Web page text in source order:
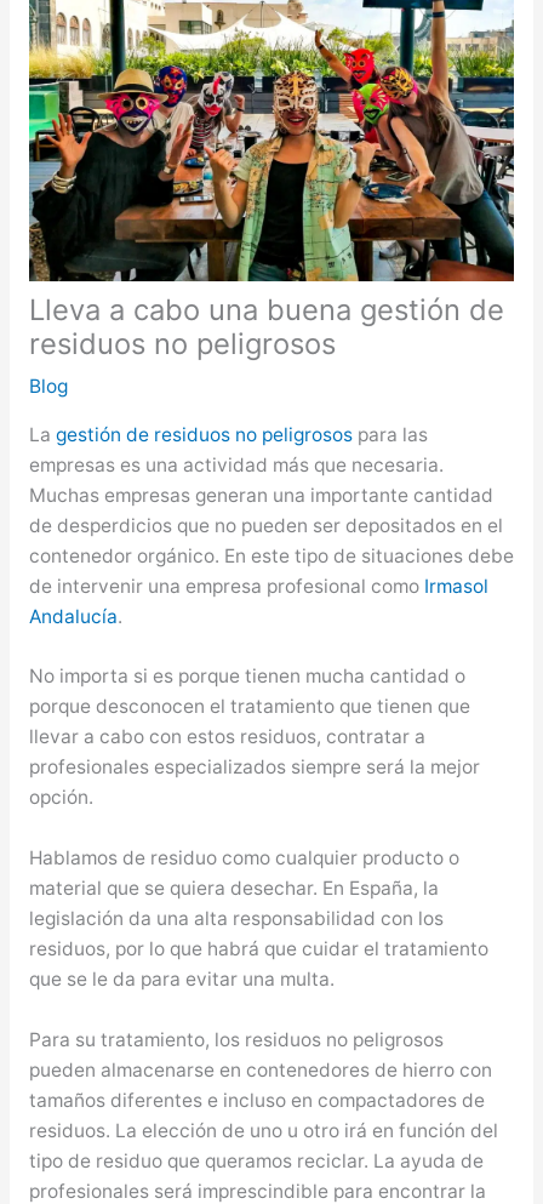
Lleva a cabo una buena gestión de
residuos no peligrosos
Blog
La gestión de residuos no peligrosospara las
empresas es una actividad más que necesaria.
Muchas empresas generan una importante cantidad
de desperdicios que no pueden ser depositados en el
contenedor orgánico. En este tipo de situaciones debe
de intervenir una empresa profesional como Irmasol
Andalucía.
No importa si es porque tienen mucha cantidad o
porque desconocen el tratamiento que tienen que
llevar a cabo con estos residuos, contratar a
profesionales especializados siempre será la mejor
opción.
Hablamos de residuo como cualquier producto o
material que se quiera desechar. En España, la
legislación da una alta responsabilidad con los
residuos, por lo que habrá que cuidar el tratamiento
que se le da para evitar una multa.
Para su tratamiento, los residuos no peligrosos
pueden almacenarse en contenedores de hierro con
tamaños diferentes e incluso en compactadores de
residuos. La elección de uno u otro irá en función del
tipo de residuo que queramos reciclar. La ayuda de
profesionales será imprescindible para encontrar la